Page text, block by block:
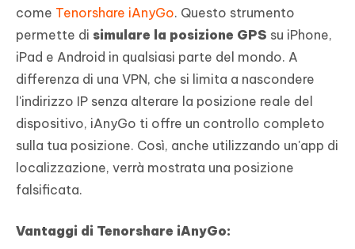
come Tenorshare iAnyGo. Questo strumento
permette di simulare la posizione GPS su iPhone,
iPad e Android in qualsiasi parte del mondo. A
differenza di una VPN, che si limita a nascondere
l'indirizzo IP senza alterare la posizione reale del
dispositivo, iAnyGo ti offre un controllo completo
sulla tua posizione. Così, anche utilizzando un'app di
localizzazione, verrà mostrata una posizione
falsificata.
Vantaggi di Tenorshare iAnyGo: